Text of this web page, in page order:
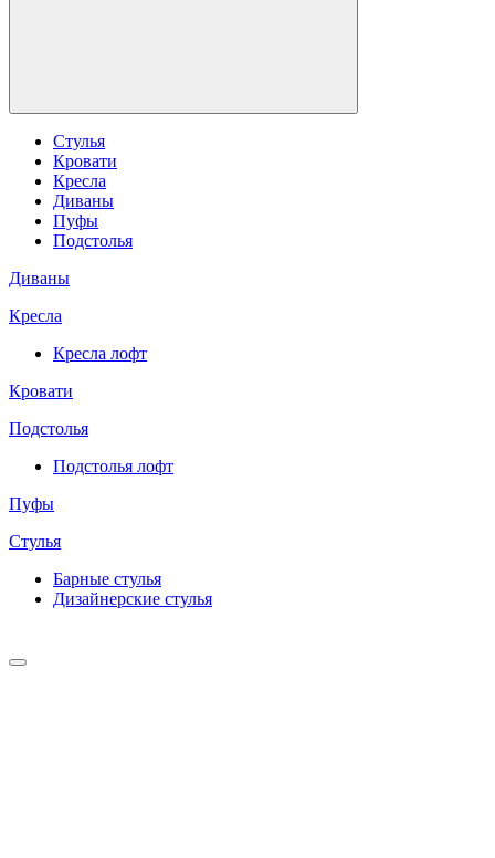
Стулья
Кровати
Кресла
Диваны
Пуфы
Подстолья
Диваны
Кресла
Кресла лофт
Кровати
Подстолья
Подстолья лофт
Пуфы
Стулья
Барные cтулья
Дизайнерские cтулья